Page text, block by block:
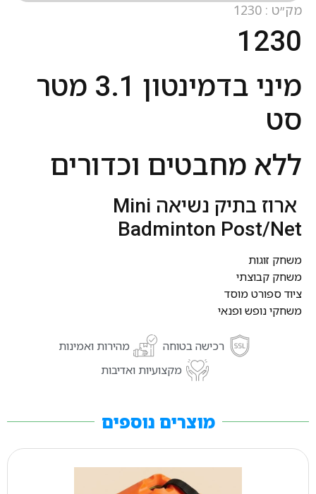
מק״ט : 1230
1230
מיני בדמינטון 3.1 מטר
סט
ללא מחבטים וכדורים
ארוז בתיק נשיאה Mini
Badminton Post/Net
משחק זוגות
משחק קבוצתי
ציוד ספורט מוסד
משחקי נופש ופנאי
רכישה בטוחה
מהירות ואמינות
מקצועיות ואדיבות
מוצרים נוספים